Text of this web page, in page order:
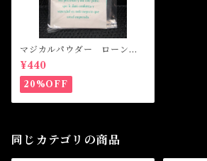
マジカルパウダー ローンア
ップルーバル Magical Pow
der LOAN APPROVAL
¥440
20%OFF
同じカテゴリの商品